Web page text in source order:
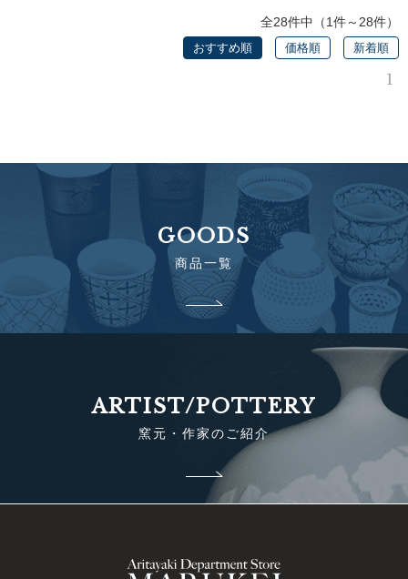
全28件中（1件～28件）
おすすめ順 価格順 新着順
1
GOODS
商品一覧
ARTIST/POTTERY
窯元・作家のご紹介